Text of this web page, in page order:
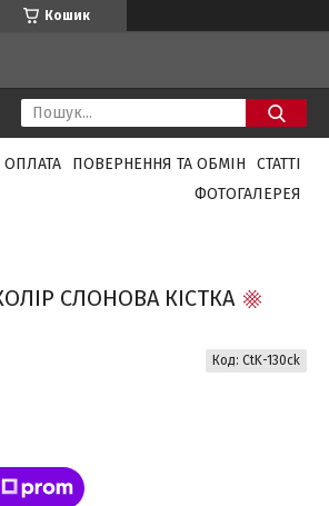
Кошик
ОПЛАТА ПОВЕРНЕННЯ ТА ОБМІН
СТАТТІ
ФОТОГАЛЕРЕЯ
СЛОНОВА КІСТКА
Код: CtK-130ck